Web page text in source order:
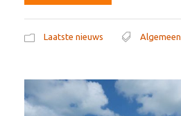
Laatste nieuws Algemeen